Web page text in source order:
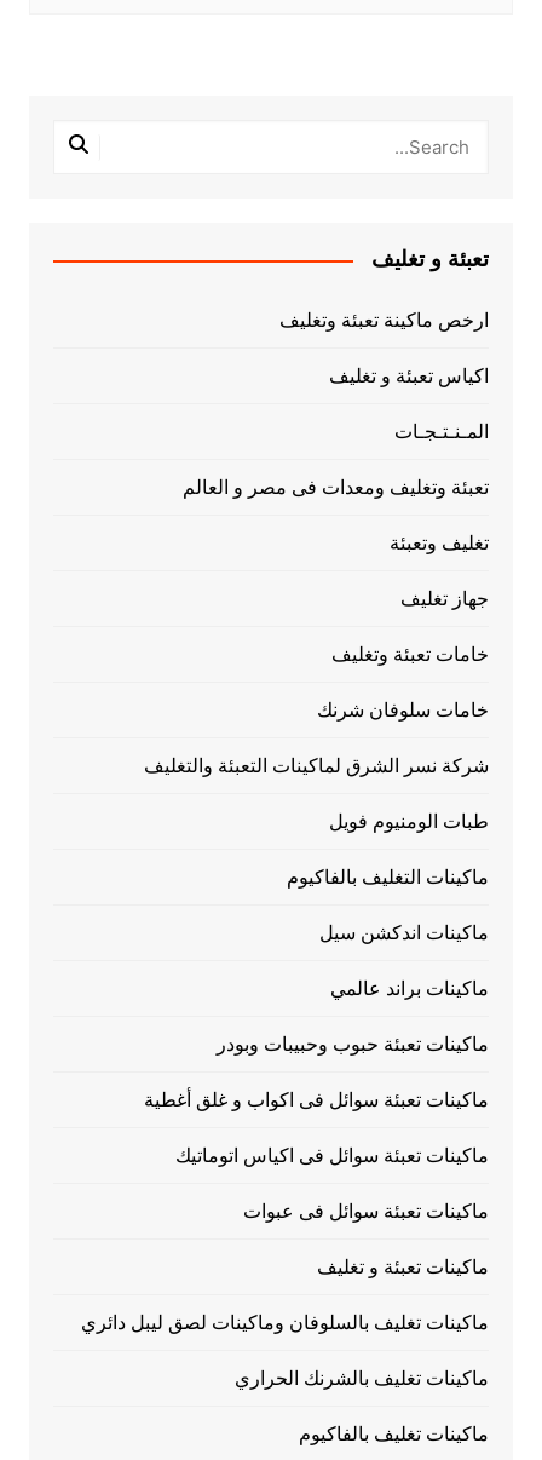
تعبئة و تغليف
ارخص ماكينة تعبئة وتغليف
اكياس تعبئة و تغليف
المـنـتـجـات
تعبئة وتغليف ومعدات فى مصر و العالم
تغليف وتعبئة
جهاز تغليف
خامات تعبئة وتغليف
خامات سلوفان شرنك
شركة نسر الشرق لماكينات التعبئة والتغليف
طبات الومنيوم فويل
ماكينات التغليف بالفاكيوم
ماكينات اندكشن سيل
ماكينات براند عالمي
ماكينات تعبئة حبوب وحبيبات وبودر
ماكينات تعبئة سوائل فى اكواب و غلق أغطية
ماكينات تعبئة سوائل فى اكياس اتوماتيك
ماكينات تعبئة سوائل فى عبوات
ماكينات تعبئة و تغليف
ماكينات تغليف بالسلوفان وماكينات لصق ليبل دائري
ماكينات تغليف بالشرنك الحراري
ماكينات تغليف بالفاكيوم